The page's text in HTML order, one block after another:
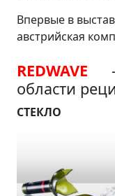
Впервые в
австрийская
REDWAVE –
области
СТЕКЛО